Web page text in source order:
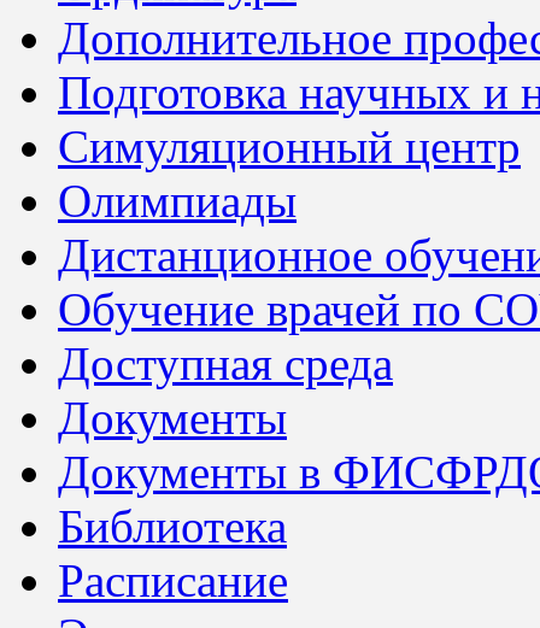
Дополнительное
Подготовка научных и
Симуляционный центр
Олимпиады
Дистанционное
Обучение врачей по
Доступная среда
Документы
Документы в
Библиотека
Расписание